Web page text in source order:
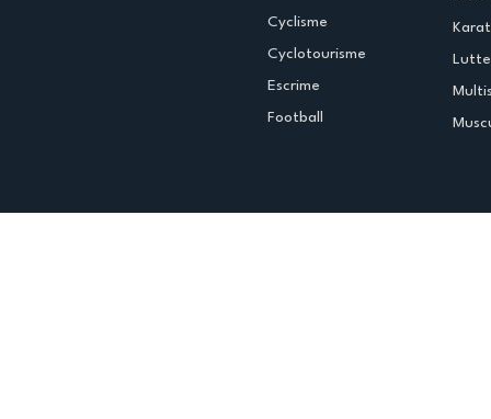
Cyclisme
Cyclotourisme
Escrime
Football
Lutte